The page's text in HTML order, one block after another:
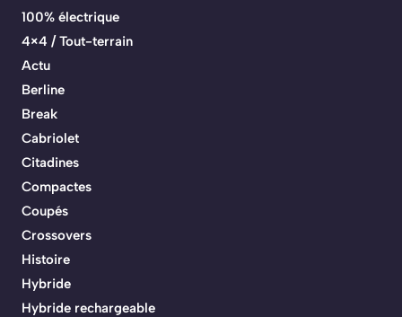
100% électrique
4×4 / Tout-terrain
Actu
Berline
Break
Cabriolet
Citadines
Compactes
Coupés
Crossovers
Histoire
Hybride
Hybride rechargeable